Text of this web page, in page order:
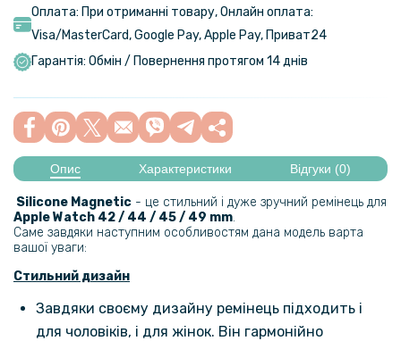
125 грн
179 грн
159 грн
199 грн
Протиударна гідрогелева плівка Hydrogel Film для Apple Watch
Series 5 44mm 3 шт. Transparent
Pro (ARMC000603)
Оплата: При отриманні товару, Онлайн оплата:
Visa/MasterСard, Google Pay, Apple Pay, Приват24
Гарантія: Обмін / Повернення протягом 14 днів
Опис Характеристики Відгуки (0)
Silicone Magnetic - це стильний і дуже зручний ремінець для
Apple Watch 42 / 44 / 45 / 49 mm.
Саме завдяки наступним особливостям дана модель варта
вашої уваги:
Стильний дизайн
Завдяки своєму дизайну ремінець підходить і
для чоловіків, і для жінок. Він гармонійно